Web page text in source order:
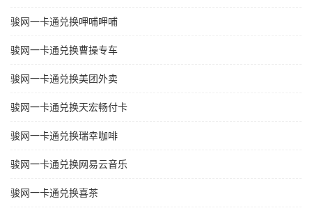
骏网一卡通兑换呷哺呷哺
骏网一卡通兑换曹操专车
骏网一卡通兑换美团外卖
骏网一卡通兑换天宏畅付卡
骏网一卡通兑换瑞幸咖啡
骏网一卡通兑换网易云音乐
骏网一卡通兑换喜茶